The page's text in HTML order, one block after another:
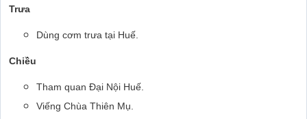
Trưa
Dùng cơm trưa tại Huế.
Chiều
Tham quan Đại Nội Huế.
Viếng Chùa Thiên Mụ.